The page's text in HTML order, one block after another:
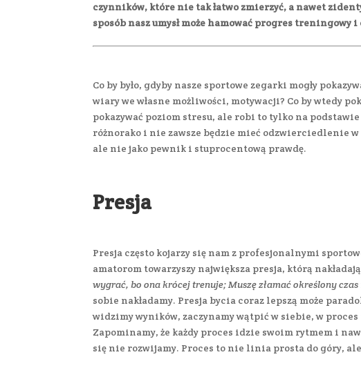
czynników, które nie tak łatwo zmierzyć, a nawet
sposób nasz umysł może hamować progres treningowy
Co by było, gdyby nasze sportowe zegarki mogły
wiary we własne możliwości, motywacji? Co by wtedy
pokazywać poziom stresu, ale robi to tylko na
różnorako i nie zawsze będzie mieć odzwierciedlenie w
ale nie jako pewnik i stuprocentową prawdę.
Presja
Presja często kojarzy się nam z profesjonalnymi
amatorom towarzyszy największa presja, którą
wygrać, bo ona krócej trenuje; Muszę złamać określony czas
sobie nakładamy. Presja bycia coraz lepszą może
widzimy wyników, zaczynamy wątpić w siebie, w
Zapominamy, że każdy proces idzie swoim rytmem i
się nie rozwijamy. Proces to nie linia prosta do góry,